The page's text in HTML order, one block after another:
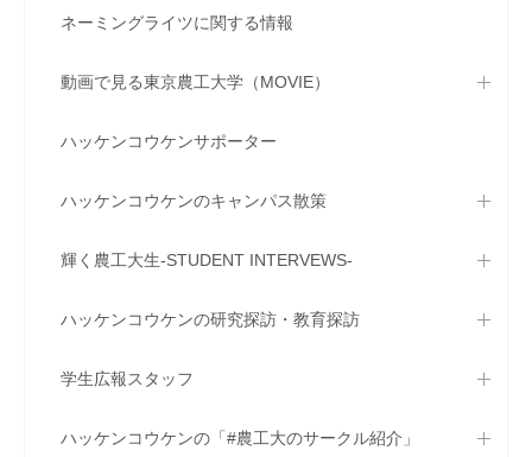
ネーミングライツに関する情報
動画で見る東京農工大学（MOVIE）
ハッケンコウケンサポーター
ハッケンコウケンのキャンパス散策
輝く農工大生-STUDENT INTERVEWS-
ハッケンコウケンの研究探訪・教育探訪
学生広報スタッフ
ハッケンコウケンの「#農工大のサークル紹介」